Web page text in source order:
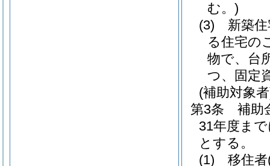
む。)
(3)
新築
る住宅の
物で、台
つ、固定
(補助対象
第3条
補助
31年度ま
とする。
(1)
移住者